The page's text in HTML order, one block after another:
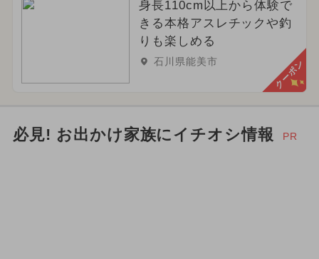
スイーツビュッフェ
2024年7月のイベント
身長110cm以上から体験で
きる本格アスレチックや釣
りも楽しめる
石川県能美市 クーポン
必見! お出かけ家族にイチオシ情報 PR